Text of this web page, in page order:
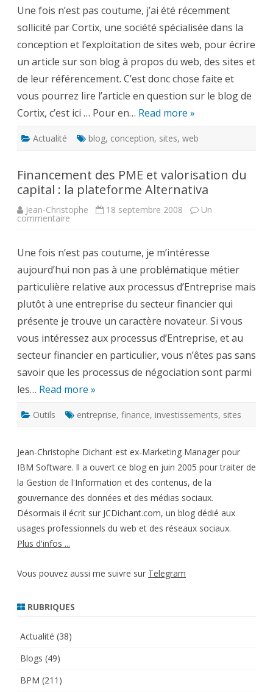
web,
à
lire
chez
Cortix
Une fois n’est pas coutume, j’ai été récemment
sollicité par Cortix, une société spécialisée dans la
conception et l’exploitation de sites web, pour écrire
un article sur son blog à propos du web, des sites et
de leur référencement. C’est donc chose faite et
vous pourrez lire l’article en question sur le blog de
Cortix, c’est ici … Pour en… Read more »
Actualité blog, conception, sites, web
Financement des PME et valorisation du
capital : la plateforme Alternativa
Jean-Christophe 18 septembre 2008 Un
commentaire sur
et
valorisation
du
capital
la
plateforme
Alternativa
Une fois n’est pas coutume, je m’intéresse
aujourd’hui non pas à une problématique métier
particulière relative aux processus d’Entreprise mais
plutôt à une entreprise du secteur financier qui
présente je trouve un caractère novateur. Si vous
vous intéressez aux processus d’Entreprise, et au
secteur financier en particulier, vous n’êtes pas sans
savoir que les processus de négociation sont parmi
les… Read more »
Outils entreprise, finance, investissements, sites
Jean-Christophe Dichant est ex-Marketing Manager pour
IBM Software. ll a ouvert ce blog en juin 2005 pour traiter de
la Gestion de l'Information et des contenus, de la
gouvernance des données et des médias sociaux.
Désormais il écrit sur JCDichant.com, un blog dédié aux
usages professionnels du web et des réseaux sociaux.
Plus d'infos ...
Vous pouvez aussi me suivre sur Telegram
RUBRIQUES
Actualité (38)
Blogs (49)
BPM (211)